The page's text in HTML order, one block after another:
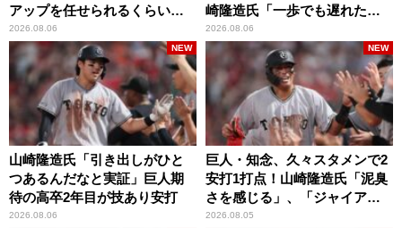
アップを任せられるくらいま
では成長して」
2026.08.06
崎隆造氏「一歩でも遅れた
ら…」
2026.08.06
山崎隆造氏「引き出しがひと
つあるんだなと実証」巨人期
待の高卒2年目が技あり安打
2026.08.06
NEW
巨人・知念、久々スタメンで2
安打1打点！山崎隆造氏「泥臭
さを感じる」、「ジャイアン
ツには少ないタイプ」
2026.08.05
NEW